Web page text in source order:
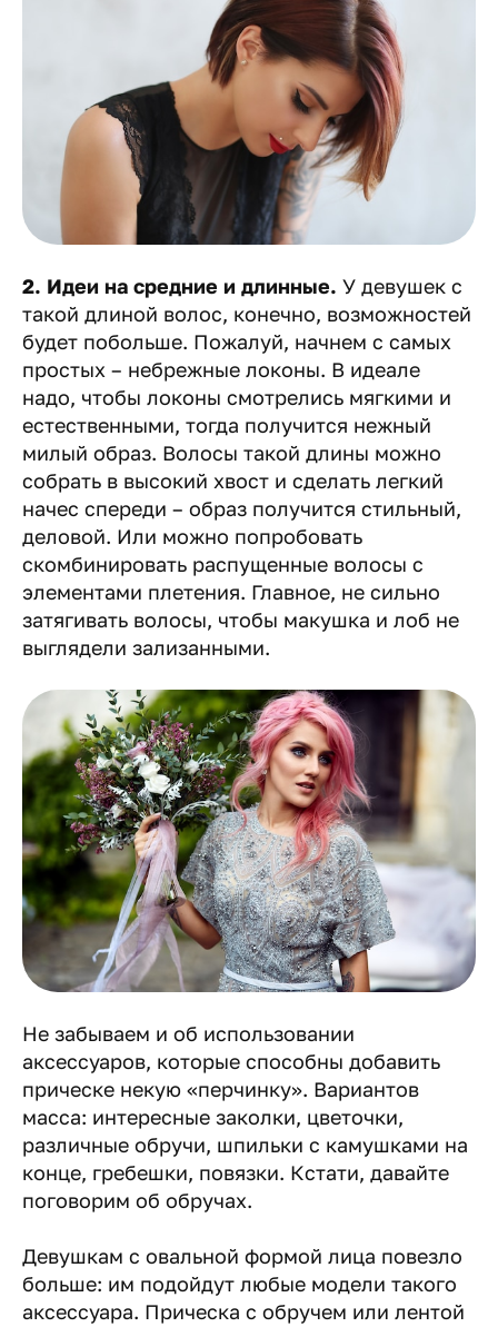
2. Идеи на средние и длинные. У девушек с
такой длиной волос, конечно, возможностей
будет побольше. Пожалуй, начнем с самых
простых – небрежные локоны. В идеале
надо, чтобы локоны смотрелись мягкими и
естественными, тогда получится нежный
милый образ. Волосы такой длины можно
собрать в высокий хвост и сделать легкий
начес спереди – образ получится стильный,
деловой. Или можно попробовать
скомбинировать распущенные волосы с
элементами плетения. Главное, не сильно
затягивать волосы, чтобы макушка и лоб не
выглядели зализанными.
Не забываем и об использовании
аксессуаров, которые способны добавить
прическе некую «перчинку». Вариантов
масса: интересные заколки, цветочки,
различные обручи, шпильки с камушками на
конце, гребешки, повязки. Кстати, давайте
поговорим об обручах.
Девушкам с овальной формой лица повезло
больше: им подойдут любые модели такого
аксессуара. Прическа с обручем или лентой